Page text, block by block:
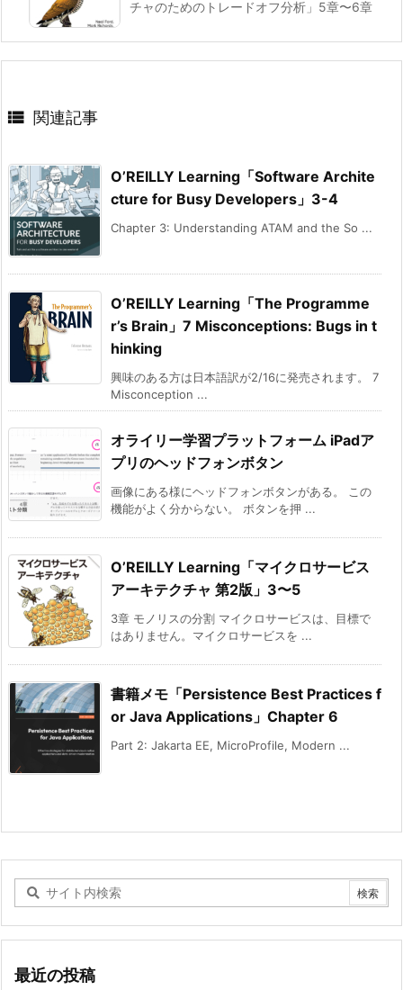
チャのためのトレードオフ分析」5章〜6章
 関連記事
O’REILLY Learning「Software Archite
cture for Busy Developers」3-4
Chapter 3: Understanding ATAM and the So ...
O’REILLY Learning「The Programme
r’s Brain」7 Misconceptions: Bugs in t
hinking
興味のある方は日本語訳が2/16に発売されます。 7
Misconception ...
オライリー学習プラットフォーム iPadア
プリのヘッドフォンボタン
画像にある様にヘッドフォンボタンがある。 この
機能がよく分からない。 ボタンを押 ...
O’REILLY Learning「マイクロサービス
アーキテクチャ 第2版」3〜5
3章 モノリスの分割 マイクロサービスは、目標で
はありません。マイクロサービスを ...
書籍メモ「Persistence Best Practices f
or Java Applications」Chapter 6
Part 2: Jakarta EE, MicroProfile, Modern ...
最近の投稿